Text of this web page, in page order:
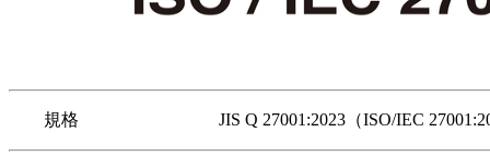
規格 JIS Q 27001:2023（ISO/IEC